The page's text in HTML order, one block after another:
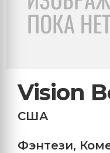
Vision
США
Фэнтези,